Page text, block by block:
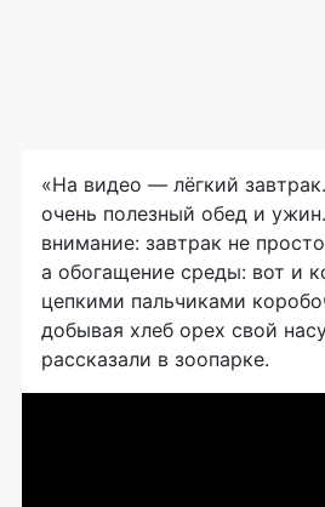
«На видео — лёгкий
очень полезный обед и
внимание: завтрак не
а обогащение среды: вот и
цепкими пальчиками
добывая хлеб орех свой
рассказали в зоопарке.